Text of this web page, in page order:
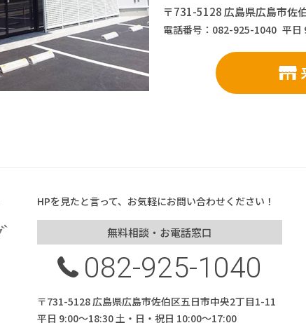
〒731-5128 広島県広島市佐
電話番号：082-925-1040 平日
HPを見たと言って、お気軽にお問い合わせください！
無料相談・お電話窓口
082-925-1040
〒731-5128 広島県広島市佐伯区五日市中央2丁目1-11
平日 9:00～18:30 土・日・祝日 10:00～17:00